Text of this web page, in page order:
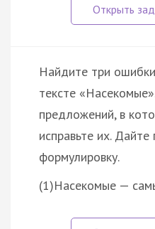
Найдите три
тексте
предложений, в
исправьте их. Дайте
формулировку.
(1)Насекомые —